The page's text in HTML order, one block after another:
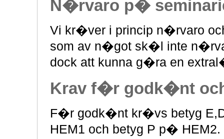
N�rvaro p�
Vi kr�ver i princip n�rvaro
som av n�got sk�l inte
dock att kunna g�ra en
Krav f�r godk�nt
F�r godk�nt kr�vs betyg
HEM1 och betyg P p�